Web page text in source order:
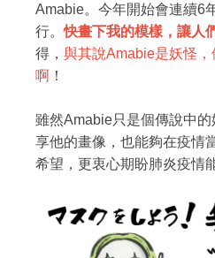
Amabie。今年開始會連續6
行。快畫下我的模樣，讓人
得， 與其說Amabie是妖怪
啊 ！
雖然Amabie只是個傳說中
享他的畫像，也能夠在疫情
希望，更衷心期盼肺炎疫情